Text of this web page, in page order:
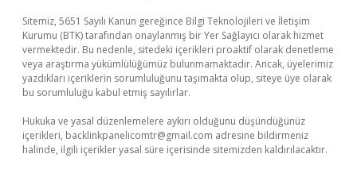
Sitemiz, 5651 Sayılı Kanun gereğince Bilgi Teknolojileri ve İletişim
Kurumu (BTK) tarafından onaylanmış bir Yer Sağlayıcı olarak hizmet
vermektedir. Bu nedenle, sitedeki içerikleri proaktif olarak denetleme
veya araştırma yükümlülüğümüz bulunmamaktadır. Ancak, üyelerimiz
yazdıkları içeriklerin sorumluluğunu taşımakta olup, siteye üye olarak
bu sorumluluğu kabul etmiş sayılırlar.
Hukuka ve yasal düzenlemelere aykırı olduğunu düşündüğünüz
içerikleri, backlinkpanelicomtr@gmail.com adresine bildirmeniz
halinde, ilgili içerikler yasal süre içerisinde sitemizden kaldırılacaktır.